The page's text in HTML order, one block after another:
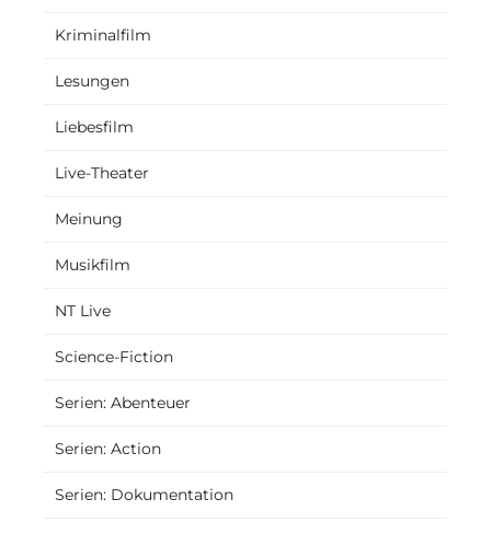
Kriminalfilm
Lesungen
Liebesfilm
Live-Theater
Meinung
Musikfilm
NT Live
Science-Fiction
Serien: Abenteuer
Serien: Action
Serien: Dokumentation